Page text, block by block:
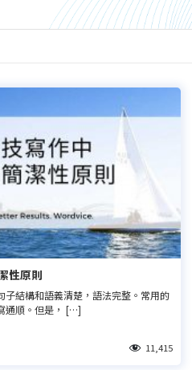
性原則
結構和語義清楚，語法完整。常用的
通順。但是， […]
11,415